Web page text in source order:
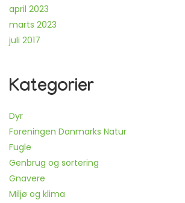
april 2023
marts 2023
juli 2017
Kategorier
Dyr
Foreningen Danmarks Natur
Fugle
Genbrug og sortering
Gnavere
Miljø og klima